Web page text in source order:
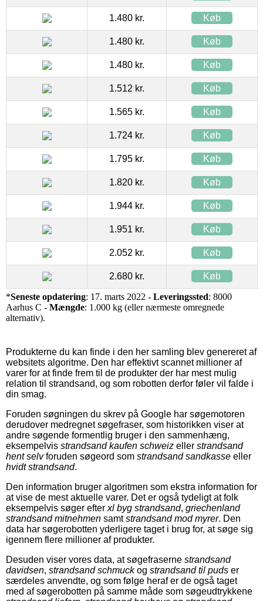
1.480 kr. Køb
1.480 kr. Køb
1.480 kr. Køb
1.512 kr. Køb
1.565 kr. Køb
1.724 kr. Køb
1.795 kr. Køb
1.820 kr. Køb
1.944 kr. Køb
1.951 kr. Køb
2.052 kr. Køb
2.680 kr. Køb
*Seneste opdatering: 17. marts 2022 - Leveringssted: 8000
Aarhus C - Mængde: 1.000 kg (eller nærmeste omregnede
alternativ).
Produkterne du kan finde i den her samling blev genereret af
websitets algoritme. Den har effektivt scannet millioner af
varer for at finde frem til de produkter der har mest mulig
relation til strandsand, og som robotten derfor føler vil falde i
din smag.
Foruden søgningen du skrev på Google har søgemotoren
derudover medregnet søgefraser, som historikken viser at
andre søgende formentlig bruger i den sammenhæng,
eksempelvis strandsand kaufen schweiz eller strandsand
hent selvforuden søgeord som strandsand sandkasse eller
hvidt strandsand.
Den information bruger algoritmen som ekstra information for
at vise de mest aktuelle varer. Det er også tydeligt at folk
eksempelvis søger efter xl byg strandsand, griechenland
strandsand mitnehmen samtstrandsand mod myrer. Den
data har søgerobotten yderligere taget i brug for, at søge sig
igennem flere millioner af produkter.
Desuden viser vores data, at søgefraserne strandsand
davidsen, strandsand schmuckog strandsand til puds er
særdeles anvendte, og som følge heraf er de også taget
med af søgerobotten på samme måde som søgeudtrykkene